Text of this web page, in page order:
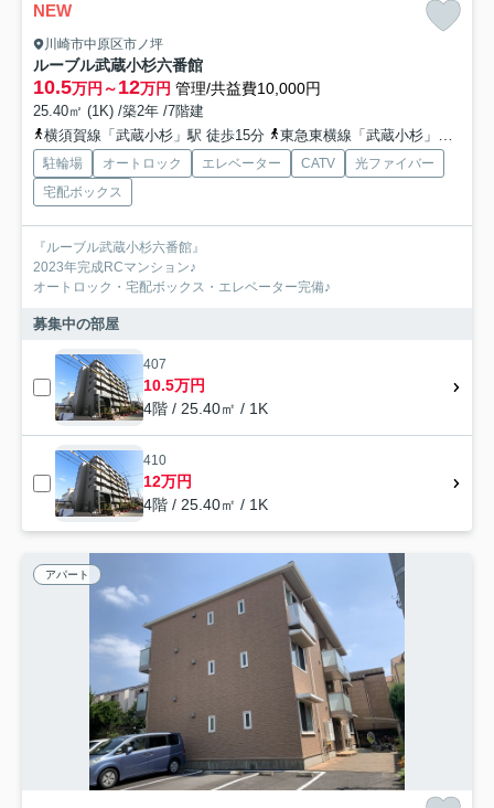
NEW
川崎市中原区市ノ坪
ルーブル武蔵小杉六番館
10.5万円～12万円 管理/共益費10,000円
25.40㎡ (1K) /築2年 /7階建
横須賀線「武蔵小杉」駅 徒歩15分
東急東横線「武蔵小杉」駅 徒歩18分
駐輪場 オートロック エレベーター CATV
光ファイバー
宅配ボックス
『ルーブル武蔵小杉六番館』
2023年完成RCマンション♪
オートロック・宅配ボックス・エレベーター完備♪
募集中の部屋
407
10.5万円
4階 / 25.40㎡ / 1K
410
12万円
4階 / 25.40㎡ / 1K
アパート